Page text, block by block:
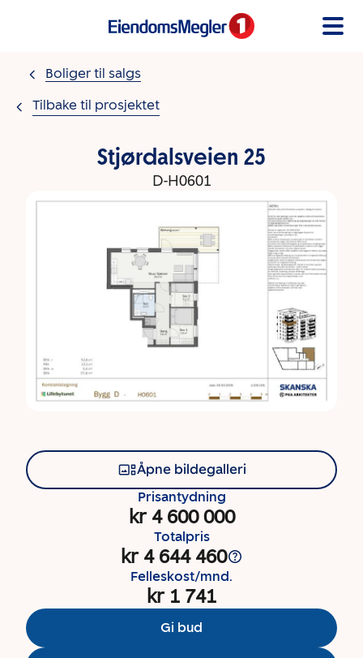
Boliger til salgs
Tilbake til prosjektet
Stjørdalsveien 25
D-H0601
Åpne bildegalleri
Prisantydning
kr 4 600 000
Totalpris
kr 4 644 460
Felleskost/mnd.
kr 1 741
Gi bud